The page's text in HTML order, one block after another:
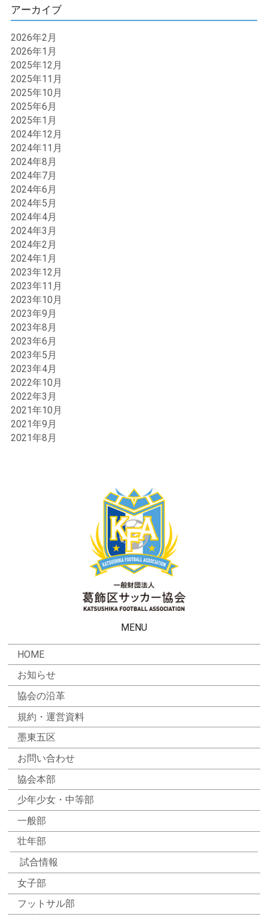
アーカイブ
2026年2月
2026年1月
2025年12月
2025年11月
2025年10月
2025年6月
2025年1月
2024年12月
2024年11月
2024年8月
2024年7月
2024年6月
2024年5月
2024年4月
2024年3月
2024年2月
2024年1月
2023年12月
2023年11月
2023年10月
2023年9月
2023年8月
2023年6月
2023年5月
2023年4月
2022年10月
2022年3月
2021年10月
2021年9月
2021年8月
MENU
HOME
お知らせ
協会の沿革
規約・運営資料
墨東五区
お問い合わせ
協会本部
少年少女・中等部
一般部
壮年部
試合情報
女子部
フットサル部